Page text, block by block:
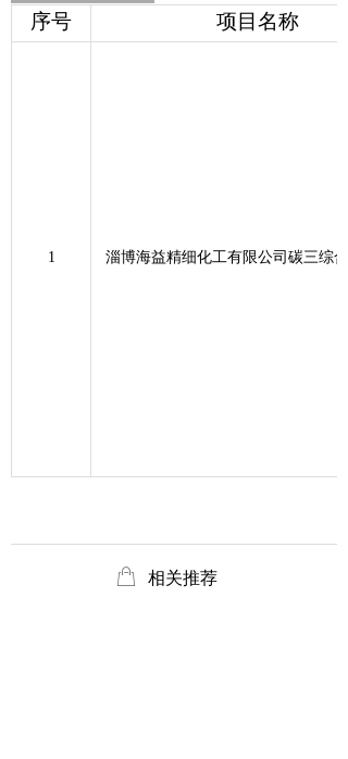
序号 项目名称
1 淄博海益精细化工有限公司碳三综合
ꂆ 相关推荐